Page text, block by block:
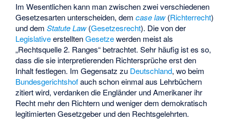
Im Wesentlichen kann man zwischen zwei verschiedenen
Gesetzesarten unterscheiden, demcase law(Richterrecht)
und demStatute Law(Gesetzesrecht). Die von der
LegislativeerstelltenGesetzewerden meist als
„Rechtsquelle 2. Ranges“ betrachtet. Sehr häufig ist es so,
dass die sie interpretierenden Richtersprüche erst den
Inhalt festlegen. Im Gegensatz zu Deutschland, wo beim
Bundesgerichtshofauch schon einmal aus Lehrbüchern
zitiert wird, verdanken die Engländer und Amerikaner ihr
Recht mehr den Richtern und weniger dem demokratisch
legitimierten Gesetzgeber und den Rechtsgelehrten.